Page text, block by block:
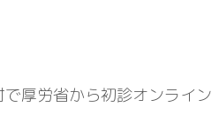
厚労省から初診オンライン